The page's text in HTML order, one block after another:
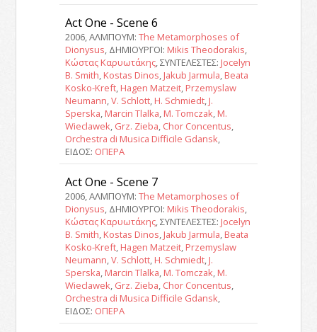
Act One - Scene 6
2006, ΑΛΜΠΟΥΜ: The Metamorphoses of
Dionysus, ΔΗΜΙΟΥΡΓΟΙ: Mikis Theodorakis,
Κώστας Καρυωτάκης, ΣΥΝΤΕΛΕΣΤΕΣ: Jocelyn
B. Smith, Kostas Dinos, Jakub Jarmula, Beata
Kosko-Kreft, Hagen Matzeit, Przemyslaw
Neumann,V. Schlott, H. Schmiedt, J.
Sperska, Marcin Tlalka, M. Tomczak, M.
Wieclawek, Grz. Zieba, Chor Concentus,
Orchestra di Musica Difficile Gdansk,
ΕΙΔΟΣ: ΟΠΕΡΑ
Act One - Scene 7
2006, ΑΛΜΠΟΥΜ: The Metamorphoses of
Dionysus, ΔΗΜΙΟΥΡΓΟΙ: Mikis Theodorakis,
Κώστας Καρυωτάκης, ΣΥΝΤΕΛΕΣΤΕΣ: Jocelyn
B. Smith, Kostas Dinos, Jakub Jarmula, Beata
Kosko-Kreft, Hagen Matzeit, Przemyslaw
Neumann,V. Schlott, H. Schmiedt, J.
Sperska, Marcin Tlalka, M. Tomczak, M.
Wieclawek, Grz. Zieba, Chor Concentus,
Orchestra di Musica Difficile Gdansk,
ΕΙΔΟΣ: ΟΠΕΡΑ